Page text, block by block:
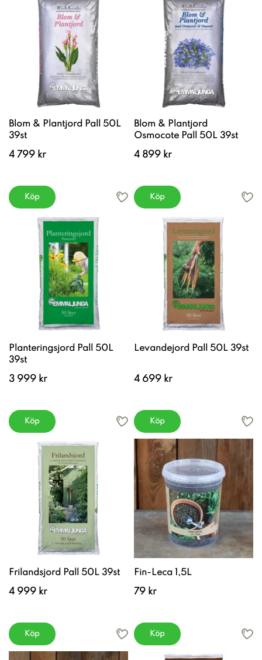
Blom & Plantjord Pall 50L
39st
4 799 kr
Köp
Blom & Plantjord
Osmocote Pall 50L 39st
4 899 kr
Köp
Planteringsjord Pall 50L
39st
3 999 kr
Köp
Levandejord Pall 50L 39st
4 699 kr
Köp
Frilandsjord Pall 50L 39st
4 999 kr
Köp
Fin-Leca 1,5L
79 kr
Köp